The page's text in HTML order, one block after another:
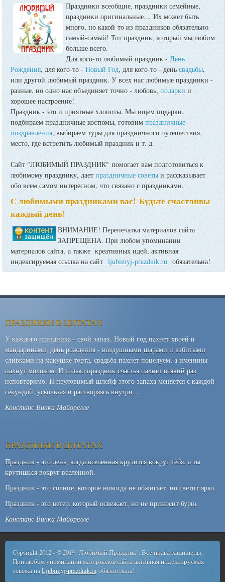
Праздники всеобщие, праздники семейные,
праздники оригинальные… Их может быть
много, но какой-то из праздников обязательно -
самый-самый! Тот праздник, который мы любим
больше всего.
Для кого-то любимый праздник - День
Рождения, для кого-то -Новый Год, для кого-то - деньсвадьбы,
или другой любимый праздник. У всех нас любимые праздники -
разные, но одно нас объединяет точно - любовь,подаркии
хорошее настроение!
Праздник - это и приятные хлопоты. Мы ищем подарки,
подбираем праздничные костюмы, готовимпраздничные
поздравления, выбираем туры для праздничного путешествия,
место, где встретить любимый праздник и т. д.
Сайт "ЛЮБИМЫЙ ПРАЗДНИК" помогает вам подготовиться к
любимому празднику, даетпраздничные советы и рассказывает
обо всем самом интересном, что связано с праздниками.
С любимыми праздниками вас! Будьте счастливы
каждый день!
ВНИМАНИЕ! Перепечатка материалов сайта
ЗАПРЕЩЕНА. При любом упоминании
материалов сайта, а также креативных идей, активная
индексируемая ссылка на сайт ljubimyj-prazdnik.ru обязательна!
ПРАЗДНИКИ В ЦИТАТАХ
У каждого праздника - свой запах. Новый год пахнет хвоей и
мандаринами, день рождения - воздушными шарами и взбитыми
сливками на макушке торта, свадьба пахнет поцелуем, а именины
пахнут молоком. И только праздник счастья пахнет всякий раз
неповторимо. И неуловимый шлейф этого запаха меняется с каждой
секундой, ускользая и растворяясь внутри…
Констанс Винка Майорелле
ПРАЗДНИКИ В ЦИТАТАХ
Праздник - это день, когда вселенная крутится вокруг тебя, а ты
крутишься вокруг вселенной.
Праздник - это солнце, которое никогда не обжигает, но светит ярко.
Праздник - это ветер, который освежает, но не приносит бурю.
Констанс Винка Майорелле
Copyright 2012 - © 2019 "Любимый Праздник". Все права защищены.
При любом упоминании материалов сайта активная индексируемая
ссылка наLjubimyj-prazdnik.ru обязательна!